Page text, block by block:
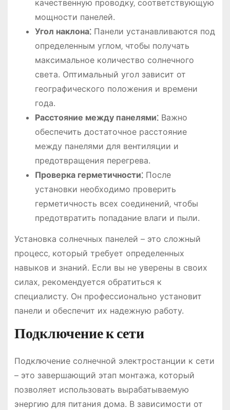
качественную проводку‚ соответствующую
мощности панелей.
Угол наклона⁚Панели устанавливаются под
определенным углом‚ чтобы получать
максимальное количество солнечного
света. Оптимальный угол зависит от
географического положения и времени
года.
Расстояние между панелями⁚Важно
обеспечить достаточное расстояние
между панелями для вентиляции и
предотвращения перегрева.
Проверка герметичности⁚После
установки необходимо проверить
герметичность всех соединений‚ чтобы
предотвратить попадание влаги и пыли.
Установка солнечных панелей – это сложный
процесс‚ который требует определенных
навыков и знаний. Если вы не уверены в своих
силах‚ рекомендуется обратиться к
специалисту. Он профессионально установит
панели и обеспечит их надежную работу.
Подключение к сети
Подключение солнечной электростанции к сети
– это завершающий этап монтажа‚ который
позволяет использовать вырабатываемую
энергию для питания дома. В зависимости от